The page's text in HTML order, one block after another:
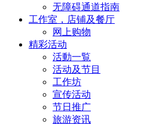
无障碍通道指南
工作室，店铺及餐厅
网上购物
精彩活动
活動一覧
活动及节目
工作坊
宣传活动
节日推广
旅游资讯